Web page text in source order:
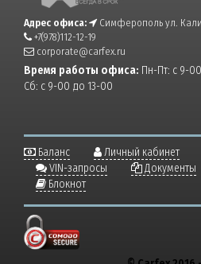
Адрес офиса:
Симферополь ул.
+7(978)112-12-19
corporate@carfex.ru
Время работы офиса: Пн-Пт: с 9-
Сб: с 9-00 до 13-00
Баланс Личный кабинет
VIN-запросы
Документы
Блокнот